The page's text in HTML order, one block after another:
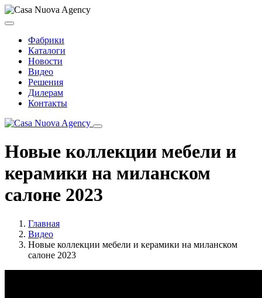
Фабрики
Каталоги
Новости
Видео
Решения
Дилерам
Контакты
Новые коллекции мебели и
керамики на миланском
салоне 2023
Главная
Видео
Новые коллекции мебели и керамики на миланском
салоне 2023